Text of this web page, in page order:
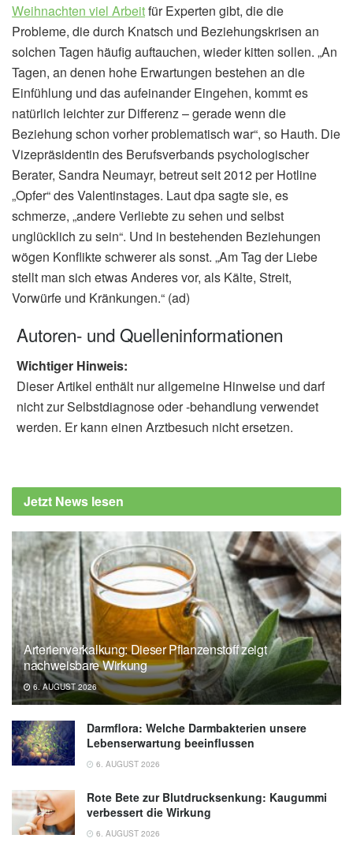
Weihnachten viel Arbeitfür Experten gibt, die die
Probleme, die durch Knatsch und Beziehungskrisen an
solchen Tagen häufig auftauchen, wieder kitten sollen. „An
Tagen, an denen hohe Erwartungen bestehen an die
Einfühlung und das aufeinander Eingehen, kommt es
natürlich leichter zur Differenz – gerade wenn die
Beziehung schon vorher problematisch war“, so Hauth. Die
Vizepräsidentin des Berufsverbands psychologischer
Berater, Sandra Neumayr, betreut seit 2012 per Hotline
„Opfer“ des Valentinstages. Laut dpa sagte sie, es
schmerze, „andere Verliebte zu sehen und selbst
unglücklich zu sein“. Und in bestehenden Beziehungen
wögen Konflikte schwerer als sonst. „Am Tag der Liebe
stellt man sich etwas Anderes vor, als Kälte, Streit,
Vorwürfe und Kränkungen.“ (ad)
Autoren- und Quelleninformationen
Wichtiger Hinweis:
Dieser Artikel enthält nur allgemeine Hinweise und darf
nicht zur Selbstdiagnose oder -behandlung verwendet
werden. Er kann einen Arztbesuch nicht ersetzen.
Jetzt News lesen
Arterienverkalkung: Dieser Pflanzenstoff zeigt
nachweisbare Wirkung
6. AUGUST 2026
Darmflora: Welche Darmbakterien unsere
Lebenserwartung beeinflussen
6. AUGUST 2026
Rote Bete zur Blutdrucksenkung: Kaugummi
verbessert die Wirkung
6. AUGUST 2026